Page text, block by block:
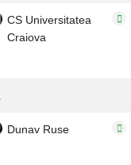
CS Universitatea
Craiova
Dunav Ruse